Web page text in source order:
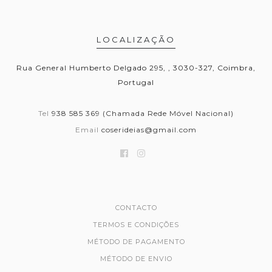
LOCALIZAÇÃO
Rua General Humberto Delgado 295, , 3030-327, Coimbra,
Portugal
Tel 938 585 369 (Chamada Rede Móvel Nacional)
Email coserideias@gmail.com
CONTACTO
TERMOS E CONDIÇÕES
MÉTODO DE PAGAMENTO
MÉTODO DE ENVIO